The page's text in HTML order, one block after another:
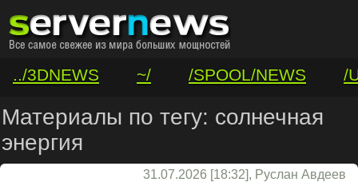
../3DNEWS ~/ /SPOOL/NEWS
/
/VAR/CONTACT
Материалы по тегу: солнечная
энергия
31.07.2026 [18:32], Руслан Авдеев